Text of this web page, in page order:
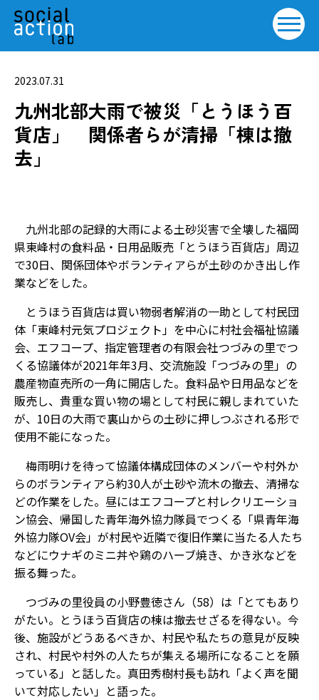
2023.07.31
九州北部大雨で被災「とうほう百
貨店」 関係者らが清掃「棟は撤
去」
九州北部の記録的大雨による土砂災害で全壊した福岡
県東峰村の食料品・日用品販売「とうほう百貨店」周辺
で30日、関係団体やボランティアらが土砂のかき出し作
業などをした。
とうほう百貨店は買い物弱者解消の一助として村民団
体「東峰村元気プロジェクト」を中心に村社会福祉協議
会、エフコープ、指定管理者の有限会社つづみの里でつ
くる協議体が2021年年3月、交流施設「つづみの里」の
農産物直売所の一角に開店した。食料品や日用品などを
販売し、貴重な買い物の場として村民に親しまれていた
が、10日の大雨で裏山からの土砂に押しつぶされる形で
使用不能になった。
梅雨明けを待って協議体構成団体のメンバーや村外か
らのボランティアら約30人が土砂や流木の撤去、清掃な
どの作業をした。昼にはエフコープと村レクリエーショ
ン協会、帰国した青年海外協力隊員でつくる「県青年海
外協力隊OV会」が村民や近隣で復旧作業に当たる人たち
などにウナギのミニ丼や鶏のハーブ焼き、かき氷などを
振る舞った。
つづみの里役員の小野豊徳さん（58）は「とてもあり
がたい。とうほう百貨店の棟は撤去せざるを得ない。今
後、施設がどうあるべきか、村民や私たちの意見が反映
され、村民や村外の人たちが集える場所になることを願
っている」と話した。真田秀樹村長も訪れ「よく声を聞
いて対応したい」と語った。